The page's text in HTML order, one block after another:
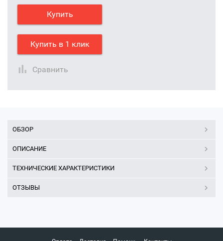
Купить
Купить в 1 клик
Сравнить
ОБЗОР
ОПИСАНИЕ
ТЕХНИЧЕСКИЕ ХАРАКТЕРИСТИКИ
ОТЗЫВЫ